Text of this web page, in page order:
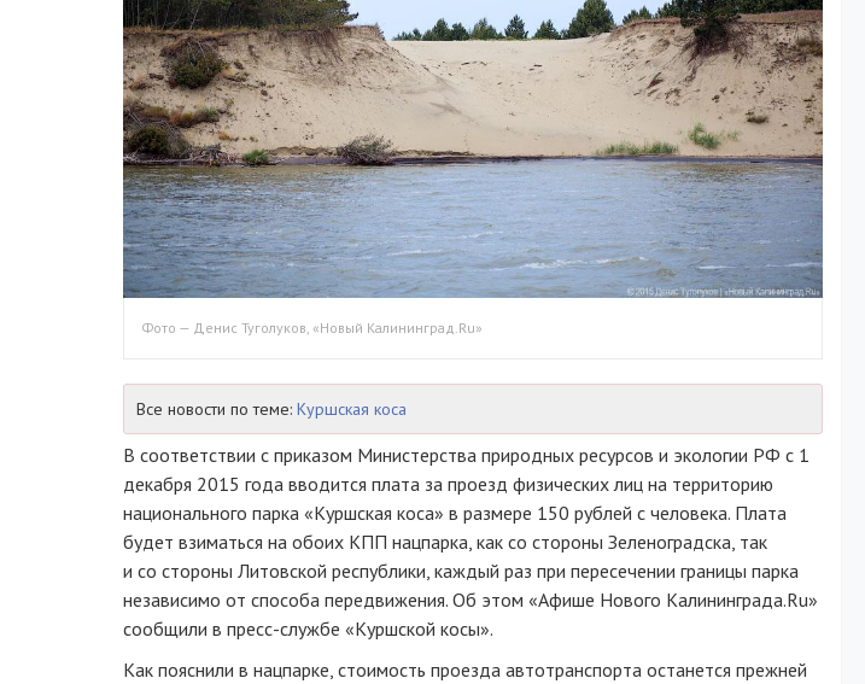
Фото — Денис Туголуков, «Новый Калининград.Ru»
Все новости по теме: Куршская коса
В соответствии с приказом Министерства природных ресурсов и экологии РФ с 1
декабря 2015 года вводится плата за проезд физических лиц на территорию
национального парка «Куршская коса» в размере 150 рублей с человека. Плата
будет взиматься на обоих КПП нацпарка, как со стороны Зеленоградска, так
и со стороны Литовской республики, каждый раз при пересечении границы парка
независимо от способа передвижения. Об этом «Афише Нового Калининграда.Ru»
сообщили в пресс-службе «Куршской косы».
Как пояснили в нацпарке, стоимость проезда автотранспорта останется прежней